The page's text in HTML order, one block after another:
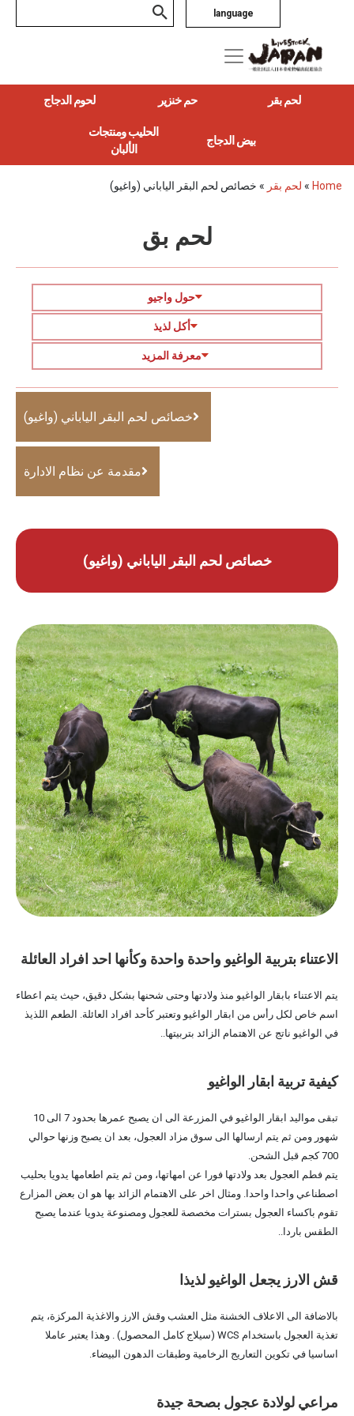
language
لحم بقر حم خنزير لحوم الدجاج
بيض الدجاج
الحليب ومنتجات
الألبان
Home
» لحم بقر » خصائص لحم البقر الياباني (واغيو)
لحم بق
حول واجيو
أكل لذيذ
معرفة المزيد
خصائص لحم البقر الياباني (واغيو)
مقدمة عن نظام الادارة
خصائص لحم البقر الياباني (واغيو)
الاعتناء بتربية الواغيو واحدة واحدة وكأنها احد افراد العائلة
يتم الاعتناء بابقار الواغيو منذ ولادتها وحتى شحنها بشكل دقيق، حيث يتم اعطاء
اسم خاص لكل رأس من ابقار الواغيو وتعتبر كأحد افراد العائلة. الطعم اللذيذ
في الواغيو ناتج عن الاهتمام الزائد بتربيتها..
كيفية تربية ابقار الواغيو
تبقى مواليد ابقار الواغيو في المزرعة الى ان يصبح عمرها بحدود 7 الى 10
شهور ومن ثم يتم ارسالها الى سوق مزاد العجول، بعد ان يصبح وزنها حوالي
700 كجم قبل الشحن.
يتم فطم العجول بعد ولادتها فورا عن امهاتها، ومن ثم يتم اطعامها يدويا بحليب
اصطناعي واحدا واحدا. ومثال اخر على الاهتمام الزائد بها هو ان بعض المزارع
تقوم باكساء العجول بسترات مخصصة للعجول ومصنوعة يدويا عندما يصبح
الطقس باردا..
قش الارز يجعل الواغيو لذيذا
بالاضافة الى الاعلاف الخشنة مثل العشب وقش الارز والاغذية المركزة، يتم
تغذية العجول باستخدام WCS (سيلاج كامل المحصول) . وهذا يعتبر عاملا
اساسيا في تكوين التعاريج الرخامية وطبقات الدهون البيضاء.
مراعي لولادة عجول بصحة جيدة